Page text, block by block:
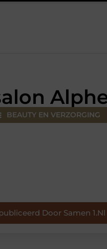
BEAUTY EN VERZORGING
Door Samen 1.nl